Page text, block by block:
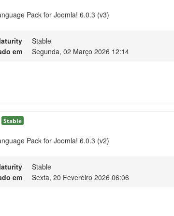
Pack for Joomla! 6.0.3 (v3)
Stable
em
Segunda, 02 Março 2026 12:14
Stable
Pack for Joomla! 6.0.3 (v2)
Stable
em
Sexta, 20 Fevereiro 2026 06:06